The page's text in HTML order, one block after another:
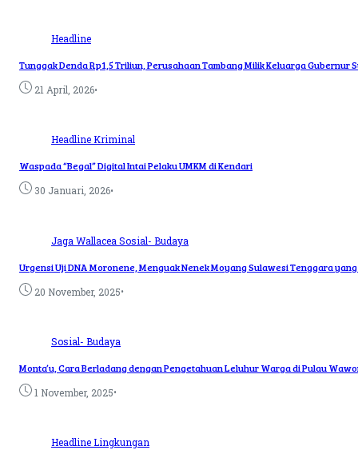
Headline
Tunggak Denda Rp1,5 Triliun, Perusahaan Tambang Milik Keluarga Gubernur
21 April, 2026•
HeadlineKriminal
Waspada “Begal” Digital Intai Pelaku UMKM di Kendari
30 Januari, 2026•
Jaga Wallacea Sosial- Budaya
Urgensi Uji DNA Moronene, Menguak Nenek Moyang Sulawesi Tenggara
20 November, 2025•
Sosial- Budaya
Monta’u, Cara Berladang dengan Pengetahuan Leluhur Warga di Pulau
1 November, 2025•
HeadlineLingkungan